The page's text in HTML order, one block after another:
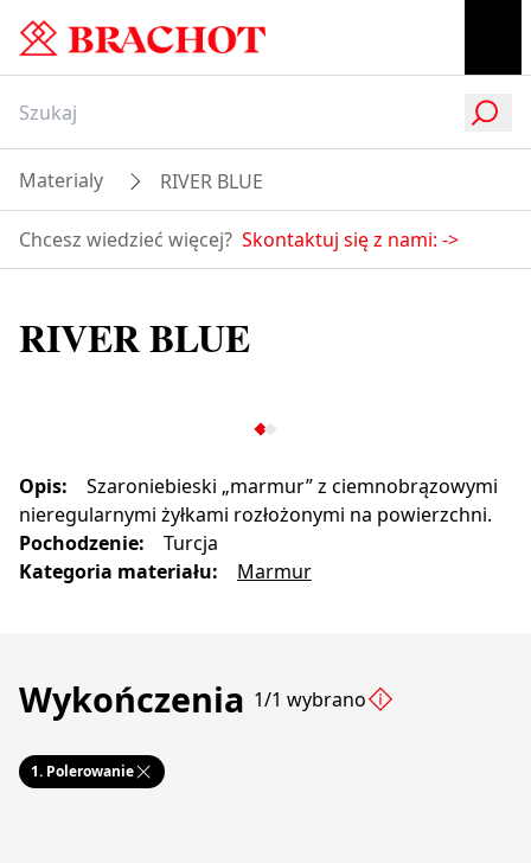
Materialy RIVER BLUE
Chcesz wiedzieć więcej? Skontaktuj się z nami: ->
RIVER BLUE
Opis:
Szaroniebieski „marmur” z ciemnobrązowymi
nieregularnymi żyłkami rozłożonymi na powierzchni.
Pochodzenie:
Turcja
Kategoria materiału: Marmur
Wykończenia 1/1 wybrano
1. Polerowanie